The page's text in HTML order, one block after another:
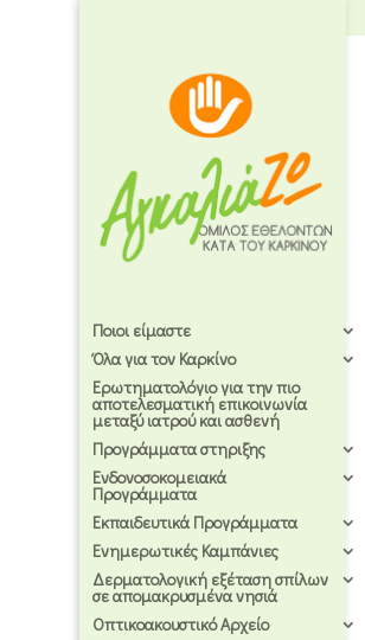
Ποιοι είμαστε
Όλα για τον Καρκίνο
Ερωτηματολόγιο για την πιο
αποτελεσματική επικοινωνία
μεταξύ ιατρού και ασθενή
Προγράμματα στηριξης
Ενδονοσοκομειακά
Προγράμματα
Εκπαιδευτικά Προγράμματα
Ενημερωτικές Καμπάνιες
Δερματολογική εξέταση σπίλων
σε απομακρυσμένα νησιά
Οπτικοακουστικό Αρχείο